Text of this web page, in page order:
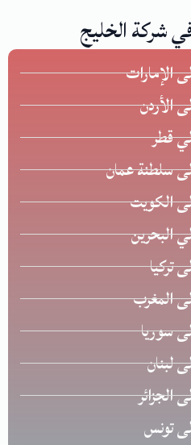
شركة الخليج
الإمارات
الأردن
قطر
سلطنة عمان
الكويت
البحرين
تركيا
المغرب
سوريا
لبنان
تونس